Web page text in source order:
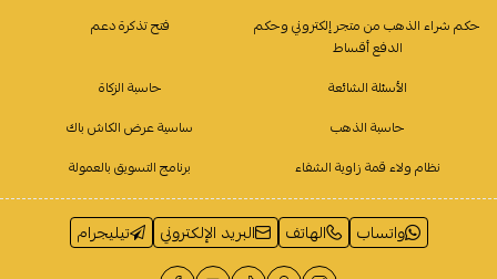
حكم شراء الذهب من متجر إلكتروني وحكم
الدفع أقساط
فتح تذكرة دعم
الأسئلة الشائعة
حاسبة الزكاة
حاسبة الذهب
ساسية عرض الكاش باك
نظام ولاء قمة زاوية الشفاء
برنامج التسويق بالعمولة
واتساب الهاتف البريد الإلكتروني تيليجرام